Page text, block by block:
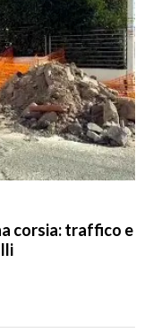
corsia: traffico e